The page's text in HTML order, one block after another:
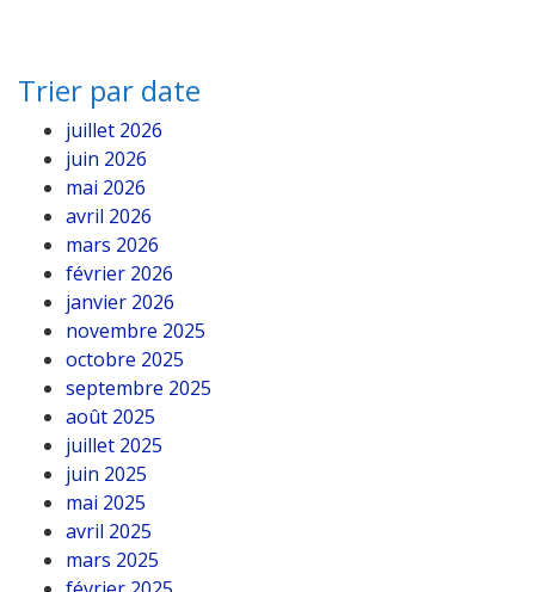
Trier par date
juillet 2026
juin 2026
mai 2026
avril 2026
mars 2026
février 2026
janvier 2026
novembre 2025
octobre 2025
septembre 2025
août 2025
juillet 2025
juin 2025
mai 2025
avril 2025
mars 2025